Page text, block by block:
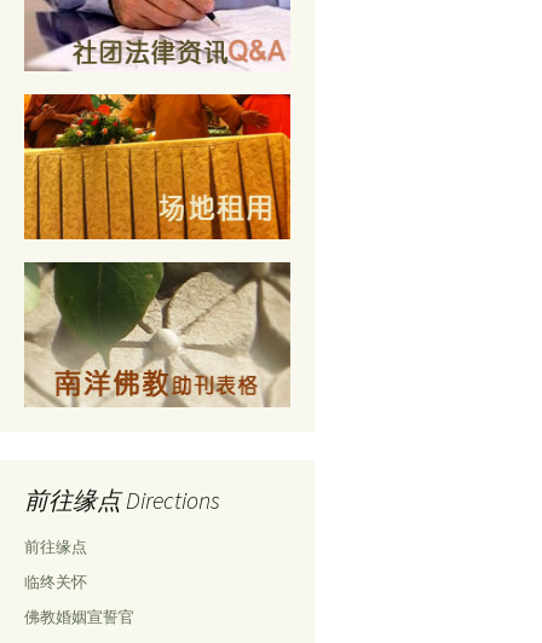
前往缘点 Directions
前往缘点
临终关怀
佛教婚姻宣誓官